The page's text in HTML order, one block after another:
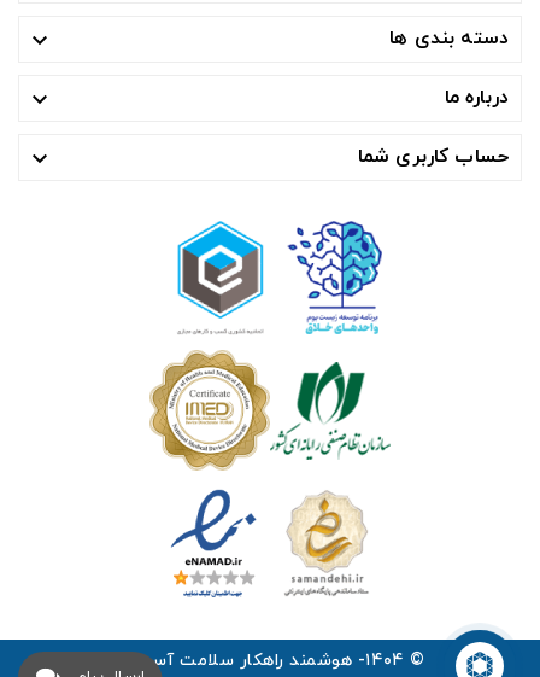
دسته بندی ها 
درباره ما 
حساب کاربری شما 
© ۱۴۰۴- هوشمند راهکار سلامت آسیا ™